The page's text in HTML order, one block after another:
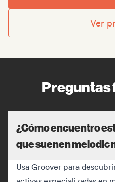
Ver
¿Cómo encuentro
que suenen melodic
Usa Groover para